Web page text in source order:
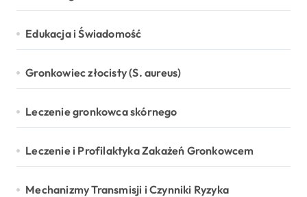
Edukacja i Świadomość
Gronkowiec złocisty (S. aureus)
Leczenie gronkowca skórnego
Leczenie i Profilaktyka Zakażeń Gronkowcem
Mechanizmy Transmisji i Czynniki Ryzyka